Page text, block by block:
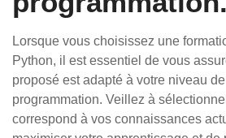
Lorsque vous choisissez une
Python, il est essentiel de vous
proposé est adapté à votre niveau
programmation. Veillez à
correspond à vos connaissances